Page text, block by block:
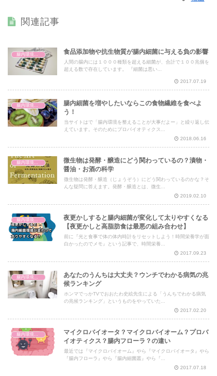
関連記事
食品添加物や抗生物質が腸内細菌に与える負の影響
人間の腸内には１０００種類を超える細菌が、合計で１００兆個を
超える数で存在しています。 『細菌は悪い...
2017.07.19
腸内環境と体の仕組み
腸内細菌を増やしたいならこの食物繊維を食べよ
う！
当サイトはで「腸内環境を整えることが大事だよー」と繰り返し伝
えています。そのためにプロバイオティクス...
2018.06.16
腸内環境と体の仕組み
微生物は発酵・醸造にどう関わっているの？漬物・
醤油・お酒の科学
微生物は発酵・醸造（じょうぞう）にどう関わっているのかな？そ
んな疑問に答えます。発酵・醸造とは、微生...
2019.02.10
腸内環境と体の仕組み
夜更かしすると腸内細菌が変化して太りやすくなる
【夜更かしと高脂肪食は最悪の組み合わせ】
前に『光と食事で体の体内時計をリセットしよう！時間栄養学が面
白かったのでメモ』という記事で、時間栄養...
2017.09.23
腸内環境と体の仕組み
あなたのうんちは大丈夫？ウンチでわかる病気の兆
候ランキング
ホンマでっかTVでおおたわ史絵先生による「うんちでわかる病気
の兆候ランキング」というものをやっていた...
2017.02.20
マイクロバイオータ？マイクロバイオーム？プロバ
イオティクス？腸内フローラ？の違い
最近では『マイクロバイオーム』やら『マイクロバイオータ』やら
『腸内フローラ』やら『腸内細菌叢』やら『...
2017.07.18